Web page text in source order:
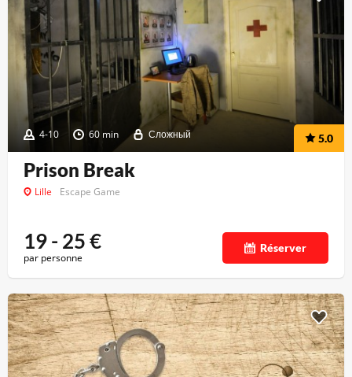
4-10 60 min Сложный 5.0
Prison Break
Lille Escape Game
19 - 25€
par personne
Réserver